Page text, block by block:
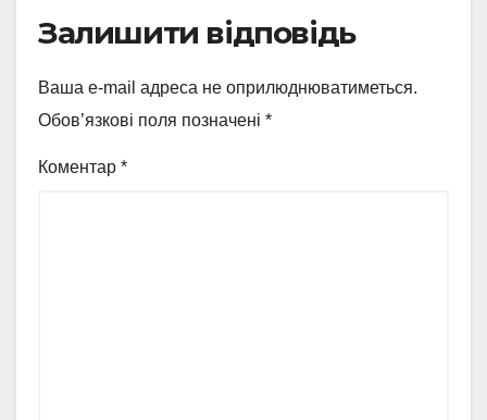
Залишити відповідь
Ваша e-mail адреса не оприлюднюватиметься.
Обов’язкові поля позначені *
Коментар *